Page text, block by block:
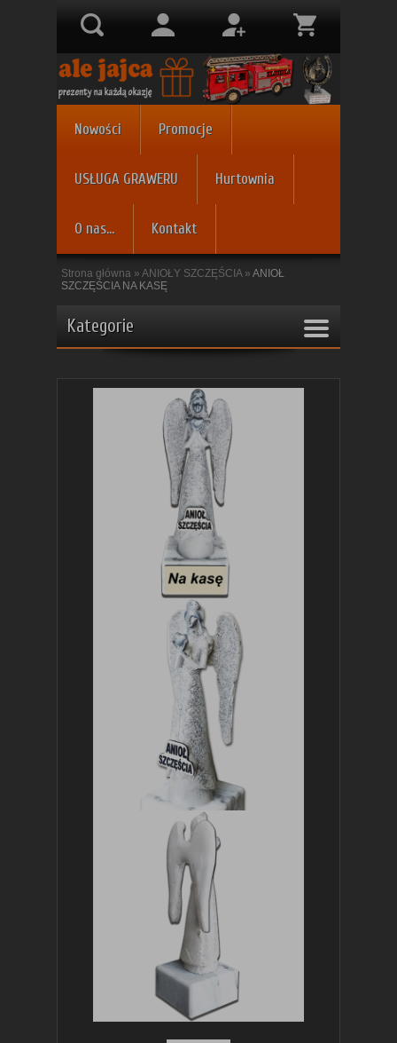
Nowości Promocje
USŁUGA GRAWERU Hurtownia
O nas... Kontakt
Strona główna » ANIOŁY SZCZĘŚCIA» ANIOŁ
SZCZĘŚCIA NA KASĘ
Kategorie